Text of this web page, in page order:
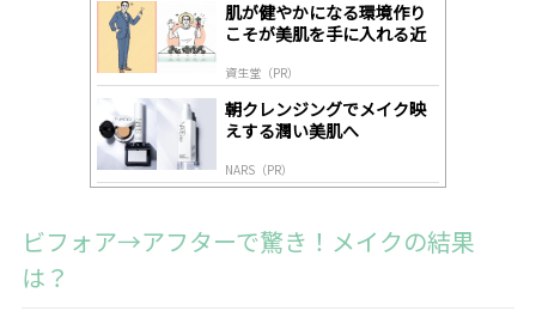
肌が健やかになる環境作り
こそが美肌を手に入れる近
資生堂（PR）
朝クレンジングでメイク映
えする潤い美肌へ
NARS（PR）
ビフォア→アフターで驚き！メイクの結果
は？